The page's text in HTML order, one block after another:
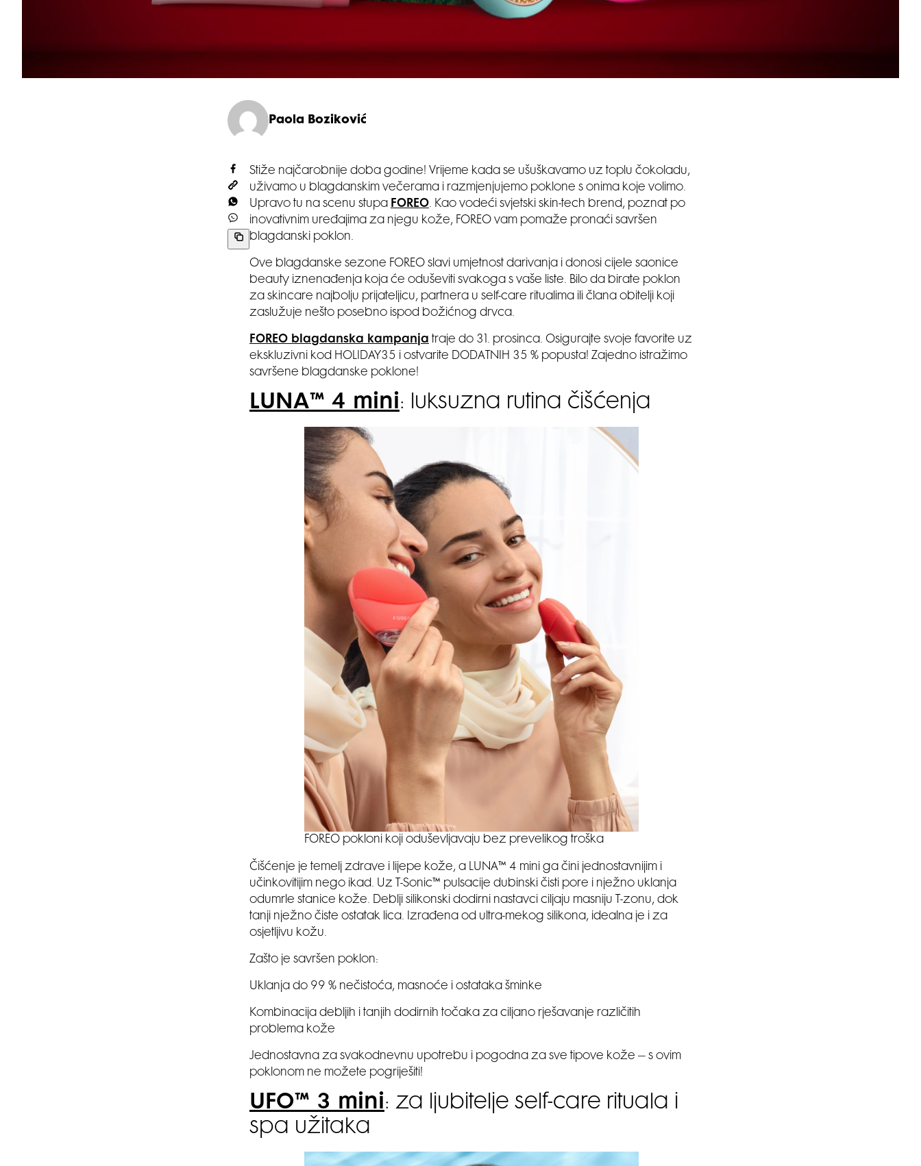
Paola Boziković
Stiže najčarobnije doba godine! Vrijeme kada se ušuškavamo uz toplu čokoladu,
uživamo u blagdanskim večerama i razmjenjujemo poklone s onima koje volimo.
Upravo tu na scenu stupa FOREO. Kao vodeći svjetski skin-tech brend, poznat po
inovativnim uređajima za njegu kože, FOREO vam pomaže pronaći savršen
blagdanski poklon.
Ove blagdanske sezone FOREO slavi umjetnost darivanja i donosi cijele saonice
beauty iznenađenja koja će oduševiti svakoga s vaše liste. Bilo da birate poklon
za skincare najbolju prijateljicu, partnera u self-care ritualima ili člana obitelji koji
zaslužuje nešto posebno ispod božićnog drvca.
FOREO blagdanska kampanja traje do 31. prosinca. Osigurajte svoje favorite uz
ekskluzivni kod HOLIDAY35 i ostvarite DODATNIH 35 % popusta! Zajedno istražimo
savršene blagdanske poklone!
LUNA™ 4 mini: luksuzna rutina čišćenja
FOREO pokloni koji oduševljavaju bez prevelikog troška
Čišćenje je temelj zdrave i lijepe kože, a LUNA™ 4 mini ga čini jednostavnijim i
učinkovitijim nego ikad. Uz T-Sonic™ pulsacije dubinski čisti pore i nježno uklanja
odumrle stanice kože. Deblji silikonski dodirni nastavci ciljaju masniju T-zonu, dok
tanji nježno čiste ostatak lica. Izrađena od ultra-mekog silikona, idealna je i za
osjetljivu kožu.
Zašto je savršen poklon:
Uklanja do 99 % nečistoća, masnoće i ostataka šminke
Kombinacija debljih i tanjih dodirnih točaka za ciljano rješavanje različitih
problema kože
Jednostavna za svakodnevnu upotrebu i pogodna za sve tipove kože – s ovim
poklonom ne možete pogriješiti!
UFO™ 3 mini: za ljubitelje self-care rituala i
spa užitaka